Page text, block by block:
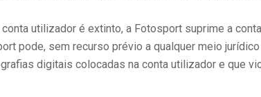
utilizador é extinto, a Fotosport suprime a
pode, sem recurso prévio a qualquer meio
digitais colocadas na conta utilizador e que